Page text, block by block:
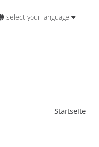
select your language
Startseite